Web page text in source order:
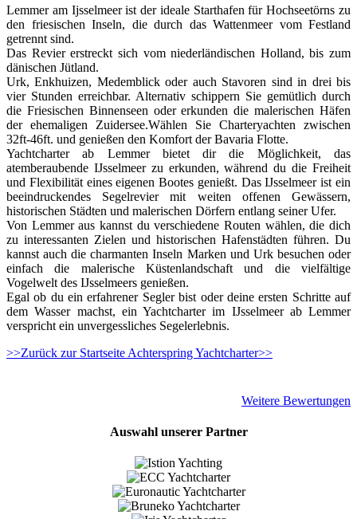
Lemmer am Ijsselmeer ist der ideale Starthafen für Hochseetörns zu
den friesischen Inseln, die durch das Wattenmeer vom Festland
getrennt sind.
Das Revier erstreckt sich vom niederländischen Holland, bis zum
dänischen Jütland.
Urk, Enkhuizen, Medemblick oder auch Stavoren sind in drei bis
vier Stunden erreichbar. Alternativ schippern Sie gemütlich durch
die Friesischen Binnenseen oder erkunden die malerischen Häfen
der ehemaligen Zuidersee.Wählen Sie Charteryachten zwischen
32ft-46ft. und genießen den Komfort der Bavaria Flotte.
Yachtcharter ab Lemmer bietet dir die Möglichkeit, das
atemberaubende IJsselmeer zu erkunden, während du die Freiheit
und Flexibilität eines eigenen Bootes genießt. Das IJsselmeer ist ein
beeindruckendes Segelrevier mit weiten offenen Gewässern,
historischen Städten und malerischen Dörfern entlang seiner Ufer.
Von Lemmer aus kannst du verschiedene Routen wählen, die dich
zu interessanten Zielen und historischen Hafenstädten führen. Du
kannst auch die charmanten Inseln Marken und Urk besuchen oder
einfach die malerische Küstenlandschaft und die vielfältige
Vogelwelt des IJsselmeers genießen.
Egal ob du ein erfahrener Segler bist oder deine ersten Schritte auf
dem Wasser machst, ein Yachtcharter im IJsselmeer ab Lemmer
verspricht ein unvergessliches Segelerlebnis.
>>Zurück zur Startseite Achterspring Yachtcharter>>
Weitere Bewertungen
Auswahl unserer Partner